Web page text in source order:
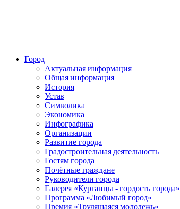
Город
Актуальная информация
Общая информация
История
Устав
Символика
Экономика
Инфографика
Организации
Развитие города
Градостроительная деятельность
Гостям города
Почётные граждане
Руководители города
Галерея «Курганцы - гордость города»
Программа «Любимый город»
Премия «Трудящаяся молодежь»